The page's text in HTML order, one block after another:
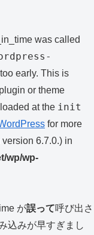
was called
early. This is
or theme
at the init
for more
6.7.0.) in
wp/wp-
が誤って呼び出さ
込みが早すぎまし